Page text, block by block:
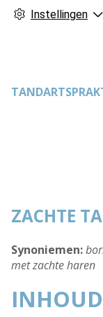
Instellingen
ZACHTE
Synoniemen:
met zachte haren
INHOUD